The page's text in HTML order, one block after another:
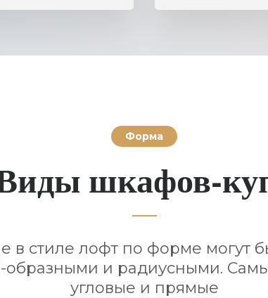
Форма
шкафов-
в стиле лофт по форме могут
и радиусными.
угловые и прямые